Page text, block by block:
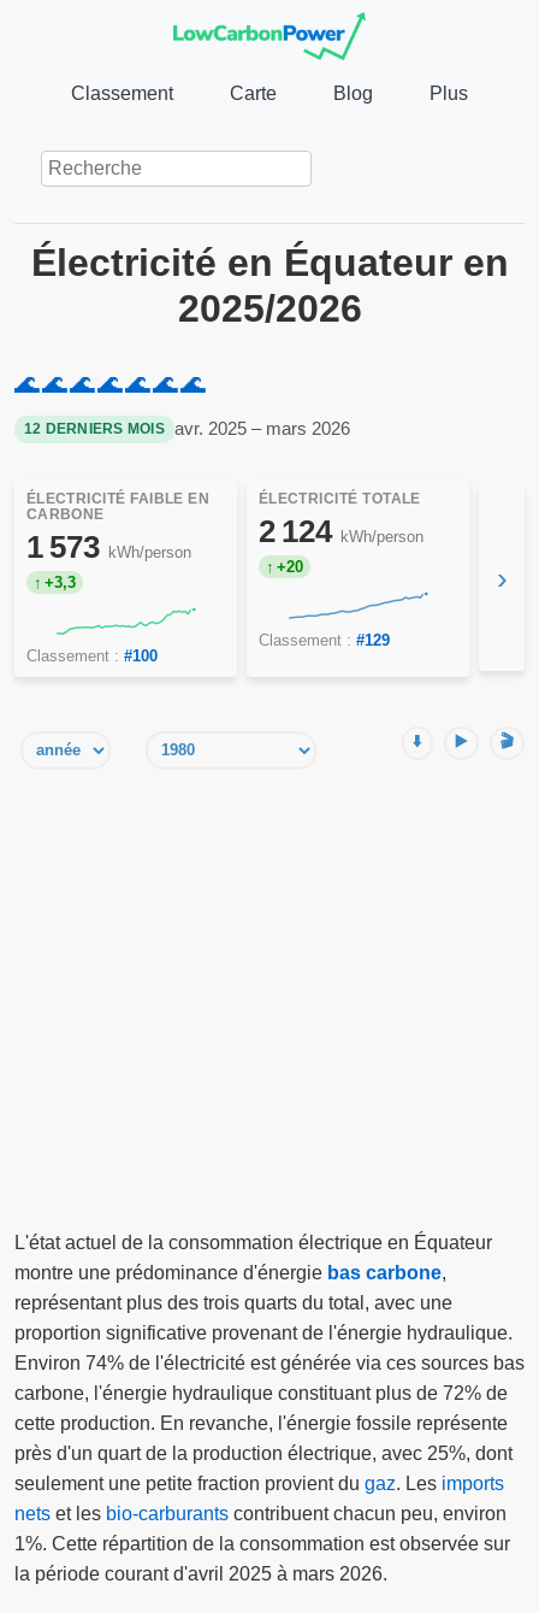
Classement Carte Blog Plus
Électricité en Équateur en
2025/2026
🌊🌊🌊🌊🌊🌊🌊
12 DERNIERS MOIS avr. 2025 – mars 2026
ÉLECTRICITÉ FAIBLE EN
CARBONE
1 573 kWh/person
+3,3
Classement : #100
ÉLECTRICITÉ TOTALE
2 124 kWh/person
+20
Classement : #129
›
⬇️ ▶️ 🎬
L'état actuel de la consommation électrique en Équateur
montre une prédominance d'énergie bas carbone,
représentant plus des trois quarts du total, avec une
proportion significative provenant de l'énergie hydraulique.
Environ 74% de l'électricité est générée via ces sources bas
carbone, l'énergie hydraulique constituant plus de 72% de
cette production. En revanche, l'énergie fossile représente
près d'un quart de la production électrique, avec 25%, dont
seulement une petite fraction provient du gaz. Les imports
nets et les bio-carburants contribuent chacun peu, environ
1%. Cette répartition de la consommation est observée sur
la période courant d'avril 2025 à mars 2026.